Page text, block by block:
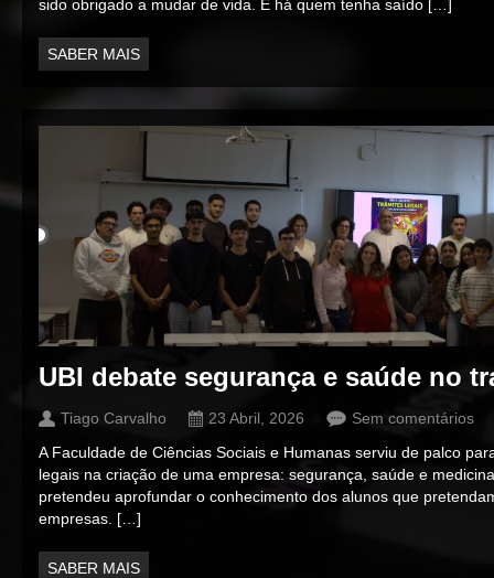
sido obrigado a mudar de vida. E há quem tenha saído […]
SABER MAIS
UBI debate segurança e saúde no
Tiago Carvalho 23 Abril, 2026
Sem comentários
A Faculdade de Ciências Sociais e Humanas serviu de palco
legais na criação de uma empresa: segurança, saúde e
pretendeu aprofundar o conhecimento dos alunos que
empresas. […]
SABER MAIS